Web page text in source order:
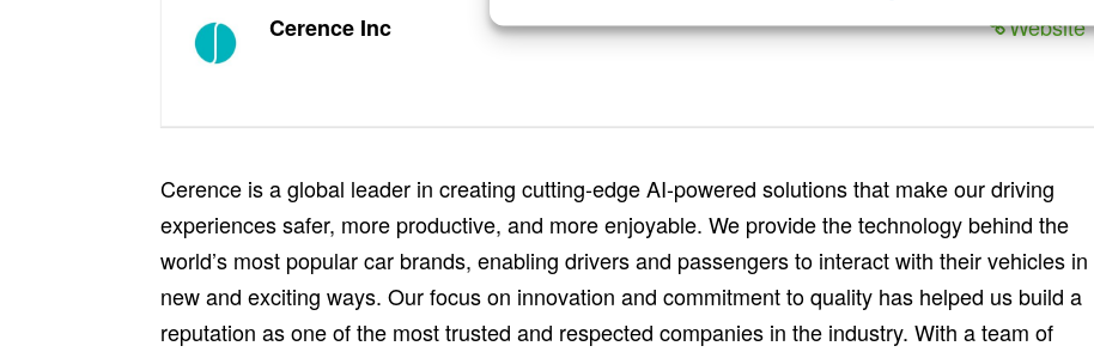
Website
Cerence Inc
Cerence is a global leader in creating cutting-edge AI-powered solutions that make our driving
experiences safer, more productive, and more enjoyable. We provide the technology behind the
world’s most popular car brands, enabling drivers and passengers to interact with their vehicles in
new and exciting ways. Our focus on innovation and commitment to quality has helped us build a
reputation as one of the most trusted and respected companies in the industry. With a team of